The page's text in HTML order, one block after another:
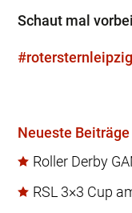
Schaut mal
#rotersternleipzig
Neueste Beiträge
Roller Derby
RSL 3×3 Cup